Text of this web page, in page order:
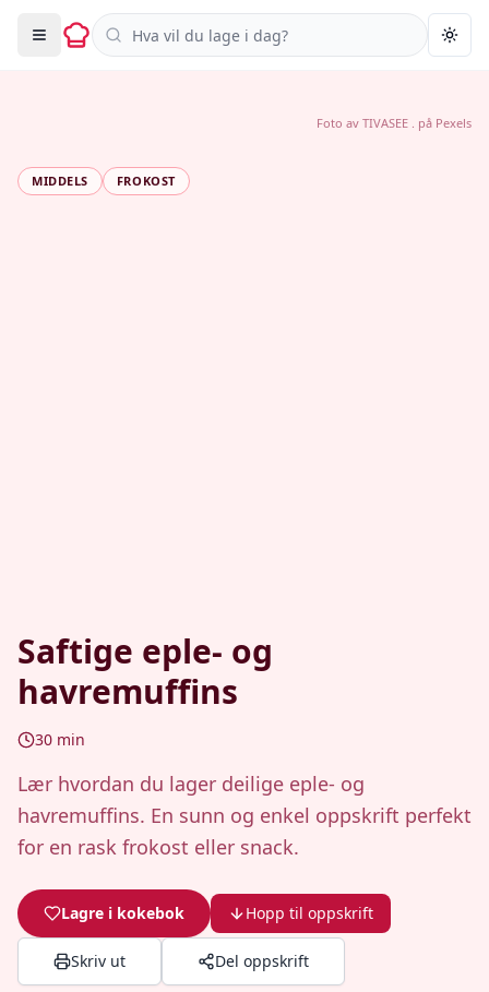
Søk i oppskrifter
MIDDELS FROKOST
Saftige eple- og
havremuffins
30 min
Lær hvordan du lager deilige eple- og
havremuffins. En sunn og enkel oppskrift perfekt
for en rask frokost eller snack.
Lagre i kokebok Hopp til oppskrift
Skriv ut Del oppskrift
Foto av TIVASEE . på Pexels